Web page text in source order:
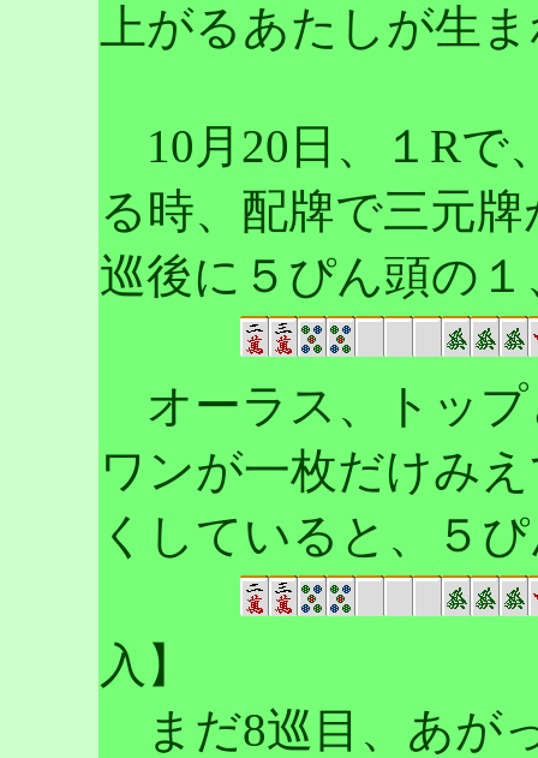
上がるあたしが生
10月20日、１Rで
る時、配牌で三元
巡後に５ぴん頭の
オーラス、トップ
ワンが一枚だけみ
くしていると、５
入】
まだ8巡目、あが